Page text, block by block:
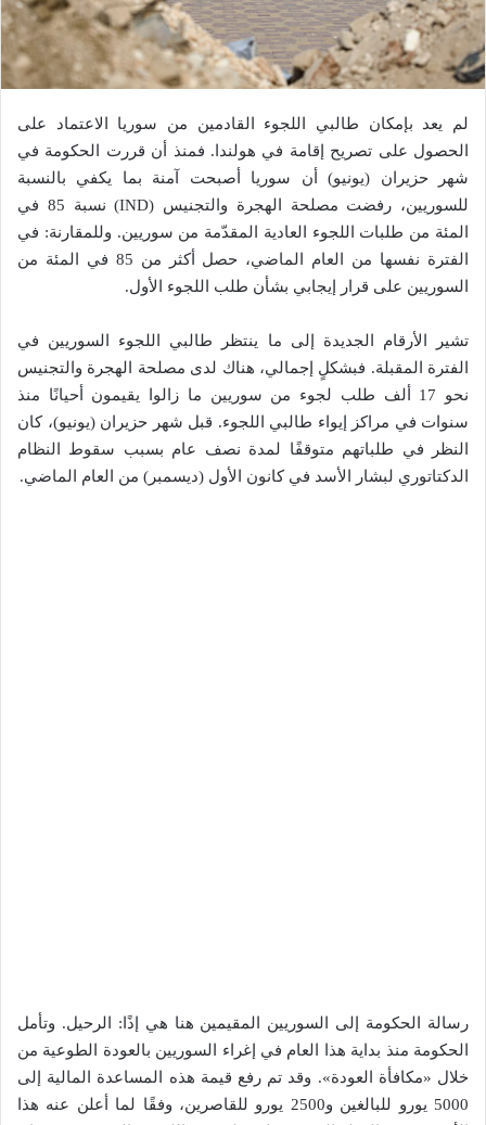
لم يعد بإمكان طالبي اللجوء القادمين من سوريا الاعتماد على
الحصول على تصريح إقامة في هولندا. فمنذ أن قررت الحكومة في
شهر حزيران (يونيو) أن سوريا أصبحت آمنة بما يكفي بالنسبة
للسوريين، رفضت مصلحة الهجرة والتجنيس (IND) نسبة 85 في
المئة من طلبات اللجوء العادية المقدّمة من سوريين. وللمقارنة: في
الفترة نفسها من العام الماضي، حصل أكثر من 85 في المئة من
السوريين على قرار إيجابي بشأن طلب اللجوء الأول.
تشير الأرقام الجديدة إلى ما ينتظر طالبي اللجوء السوريين في
الفترة المقبلة. فبشكلٍ إجمالي، هناك لدى مصلحة الهجرة والتجنيس
نحو 17 ألف طلب لجوء من سوريين ما زالوا يقيمون أحيانًا منذ
سنوات في مراكز إيواء طالبي اللجوء. قبل شهر حزيران (يونيو)، كان
النظر في طلباتهم متوقفًا لمدة نصف عام بسبب سقوط النظام
الدكتاتوري لبشار الأسد في كانون الأول (ديسمبر) من العام الماضي.
رسالة الحكومة إلى السوريين المقيمين هنا هي إذًا: الرحيل. وتأمل
الحكومة منذ بداية هذا العام في إغراء السوريين بالعودة الطوعية من
خلال «مكافأة العودة». وقد تم رفع قيمة هذه المساعدة المالية إلى
5000 يورو للبالغين و2500 يورو للقاصرين، وفقًا لما أعلن عنه هذا